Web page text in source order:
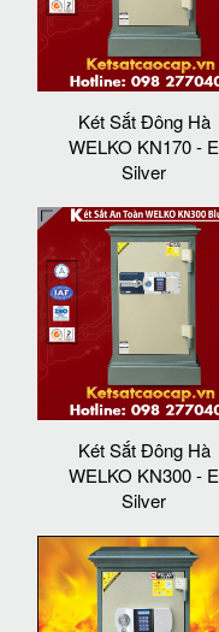
Két Sắt Đông Hà
WELKO KN170 - E
Silver
Két Sắt Đông Hà
WELKO KN300 - E
Silver